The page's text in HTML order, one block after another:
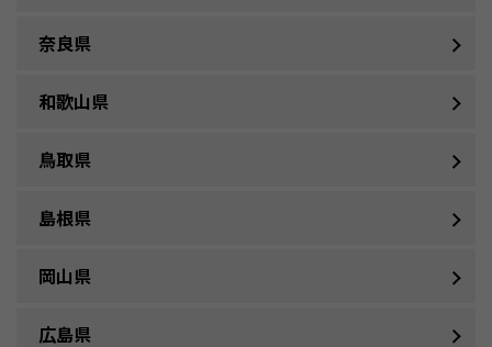
奈良県
和歌山県
鳥取県
島根県
岡山県
広島県